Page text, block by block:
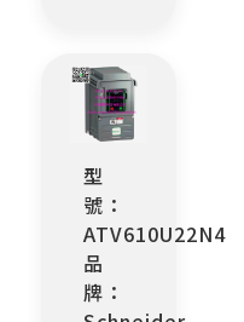
型
號：
ATV610U22N4
品
牌：